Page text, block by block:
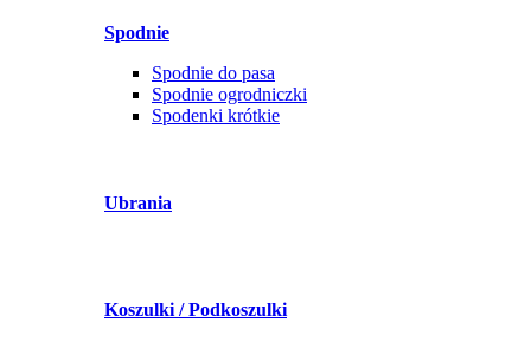
Spodnie
Spodnie do pasa
Spodnie ogrodniczki
Spodenki krótkie
Ubrania
Koszulki / Podkoszulki